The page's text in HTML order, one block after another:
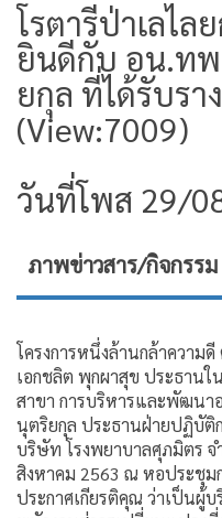
โรตารีป่าเลไล
ยินดีกับ อน.ท
ยกุล ที่ได้รับรา
(View:7009)
วันที่โพส 29/
ภาพข่าวสาร/กิจกรรม
โครงการหนึ่งล้านกล้าควา
เอกชลิต พุกผาสุข ประธานใ
สาขา การบริหารและพัฒน
นุตริยกุล ประธานฝ่ายปฏิบัติ
บริษัท โรงพยาบาลศุภมิตร
สิงหาคม 2563 ณ หอประชุม
ประกาศเกียรติคุณ ว่าเป็นผู้